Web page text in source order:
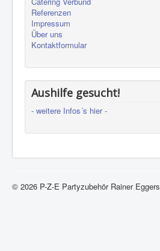
Referenzen
Impressum
Über uns
Kontaktformular
Aushilfe gesucht!
- weitere Infos´s hier -
© 2026 P-Z-E Partyzubehör Rainer Eggers